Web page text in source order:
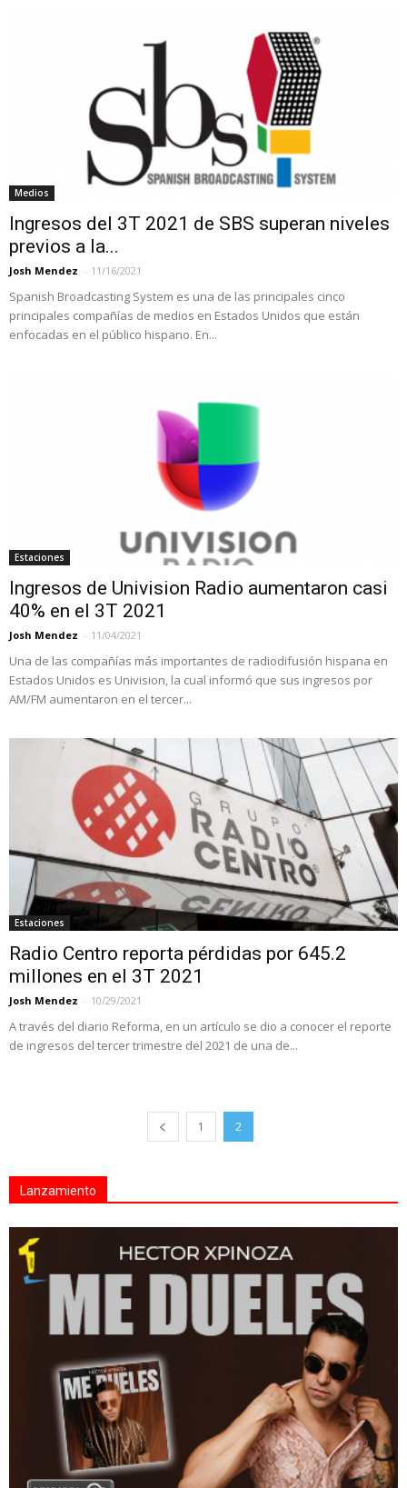
Medios
Ingresos del 3T 2021 de SBS superan niveles
previos a la...
Josh Mendez - 11/16/2021
Spanish Broadcasting System es una de las principales cinco
principales compañías de medios en Estados Unidos que están
enfocadas en el público hispano. En...
Estaciones
Ingresos de Univision Radio aumentaron casi
40% en el 3T 2021
Josh Mendez - 11/04/2021
Una de las compañías más importantes de radiodifusión hispana en
Estados Unidos es Univision, la cual informó que sus ingresos por
AM/FM aumentaron en el tercer...
Estaciones
Radio Centro reporta pérdidas por 645.2
millones en el 3T 2021
Josh Mendez - 10/29/2021
A través del diario Reforma, en un artículo se dio a conocer el reporte
de ingresos del tercer trimestre del 2021 de una de...
1 2
Lanzamiento